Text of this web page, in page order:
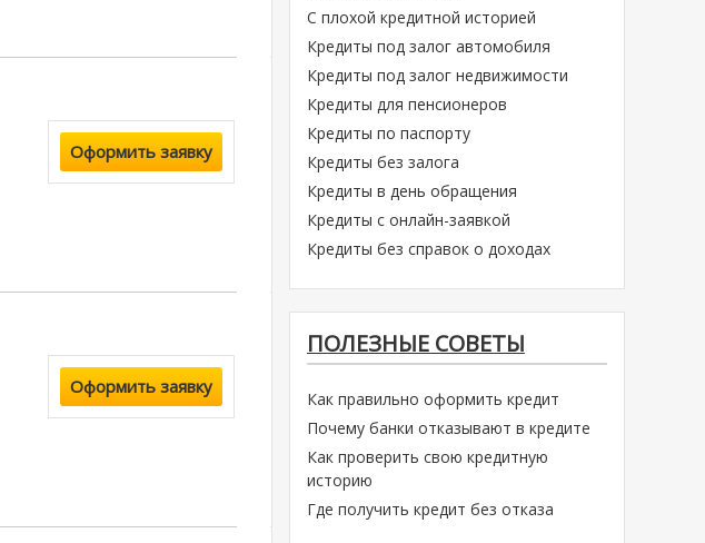
Оформить заявку
Оформить заявку
С плохой кредитной историей
Кредиты под залог автомобиля
Кредиты под залог недвижимости
Кредиты для пенсионеров
Кредиты по паспорту
Кредиты без залога
Кредиты в день обращения
Кредиты с онлайн-заявкой
Кредиты без справок о доходах
ПОЛЕЗНЫЕ СОВЕТЫ
Как правильно оформить кредит
Почему банки отказывают в кредите
Как проверить свою кредитную
историю
Где получить кредит без отказа